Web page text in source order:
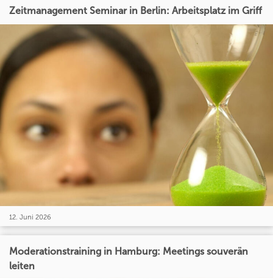
Zeitmanagement Seminar in Berlin: Arbeitsplatz im Griff
12. Juni 2026
Moderationstraining in Hamburg: Meetings souverän
leiten